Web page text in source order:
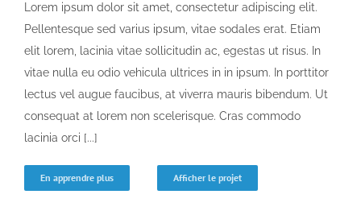
Lorem ipsum dolor sit amet, consectetur adipiscing elit.
Pellentesque sed varius ipsum, vitae sodales erat. Etiam
elit lorem, lacinia vitae sollicitudin ac, egestas ut risus. In
vitae nulla eu odio vehicula ultrices in in ipsum. In porttitor
lectus vel augue faucibus, at viverra mauris bibendum. Ut
consequat at lorem non scelerisque. Cras commodo
lacinia orci [...]
En apprendre plus Afficher le projet